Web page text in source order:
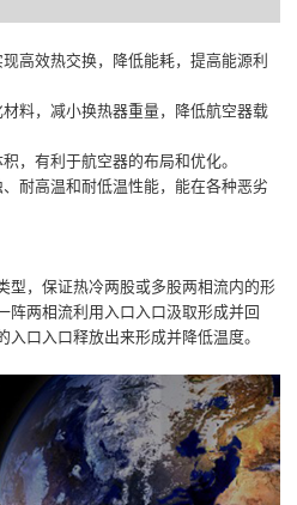
高效热交换，降低能耗，提高能源利
料，减小换热器重量，降低航空器载
，有利于航空器的布局和优化。
耐高温和耐低温性能，能在各种恶劣
型，保证热冷两股或多股两相流内的形
阵两相流利用入口入口汲取形成并回
口入口释放出来形成并降低温度。